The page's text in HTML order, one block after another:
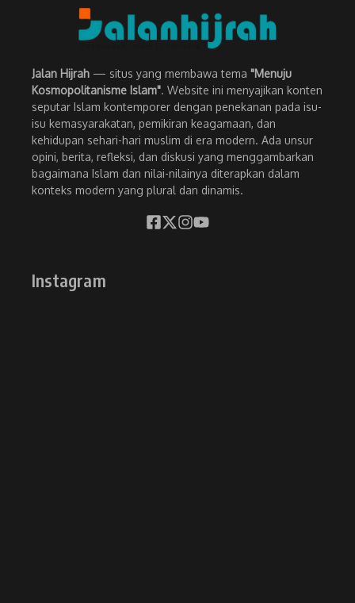
Jalan Hijrah — situs yang membawa tema "Menuju
Kosmopolitanisme Islam". Website ini menyajikan konten
seputar Islam kontemporer dengan penekanan pada isu-
isu kemasyarakatan, pemikiran keagamaan, dan
kehidupan sehari-hari muslim di era modern. Ada unsur
opini, berita, refleksi, dan diskusi yang menggambarkan
bagaimana Islam dan nilai-nilainya diterapkan dalam
konteks modern yang plural dan dinamis.
Instagram